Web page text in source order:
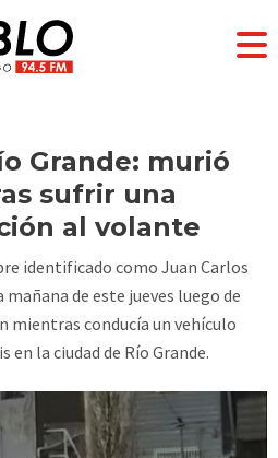
Grande: murió
sufrir una
al volante
identificado como Juan Carlos
de este jueves luego de
mientras conducía un vehículo
en la ciudad de Río Grande.